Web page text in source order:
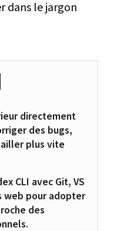
dans le jargon
directement
des bugs,
plus vite
CLI avec Git, VS
web pour adopter
des